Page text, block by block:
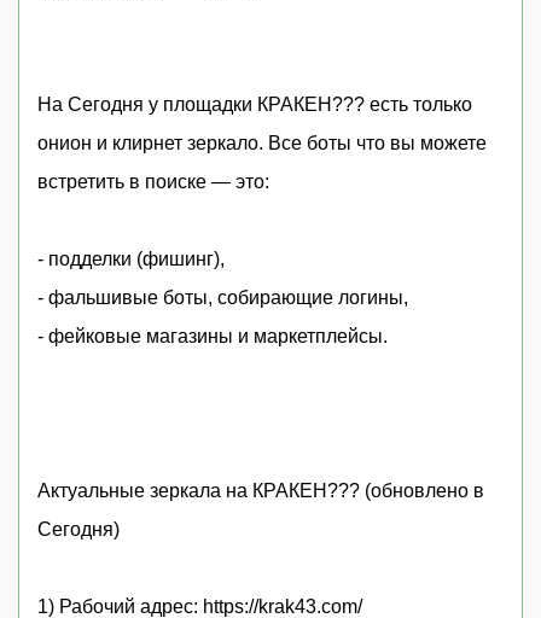
На Сегодня у площадки КРАКЕН??? есть только
онион и клирнет зеркало. Все боты что вы можете
встретить в поиске — это:
- подделки (фишинг),
- фальшивые боты, собирающие логины,
- фейковые магазины и маркетплейсы.
Актуальные зеркала на КРАКЕН??? (обновлено в
Сегодня)
1) Рабочий адрес: https://krak43.com/